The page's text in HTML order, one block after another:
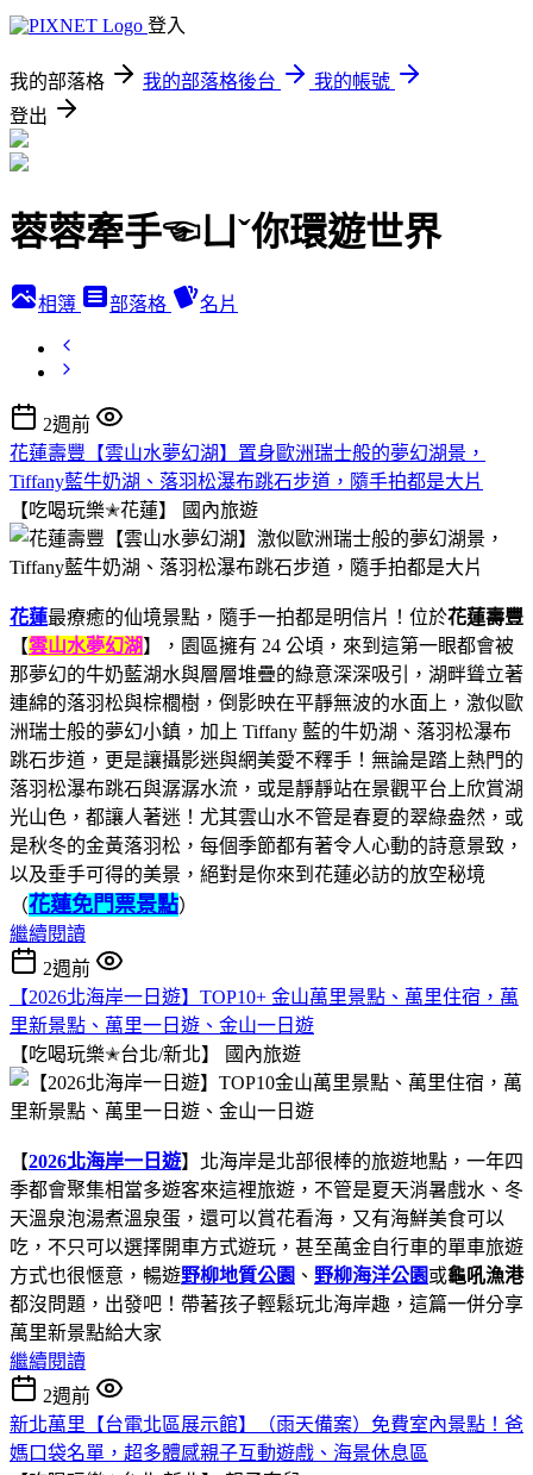
登入
我的部落格 我的部落格後台
我的帳號
登出
蓉蓉牽手☜ㄩˇ你環遊世界
相簿 部落格 名片
2週前
花蓮壽豐【雲山水夢幻湖】置身歐洲瑞士般的夢幻湖景，
Tiffany藍牛奶湖、落羽松瀑布跳石步道，隨手拍都是大片
【吃喝玩樂✭花蓮】
國內旅遊
花蓮最療癒的仙境景點，隨手一拍都是明信片！位於花蓮壽豐
【雲山水夢幻湖】，園區擁有 24 公頃，來到這第一眼都會被
那夢幻的牛奶藍湖水與層層堆疊的綠意深深吸引，湖畔聳立著
連綿的落羽松與棕櫚樹，倒影映在平靜無波的水面上，激似歐
洲瑞士般的夢幻小鎮，加上 Tiffany 藍的牛奶湖、落羽松瀑布
跳石步道，更是讓攝影迷與網美愛不釋手！無論是踏上熱門的
落羽松瀑布跳石與潺潺水流，或是靜靜站在景觀平台上欣賞湖
光山色，都讓人著迷！尤其雲山水不管是春夏的翠綠盎然，或
是秋冬的金黃落羽松，每個季節都有著令人心動的詩意景致，
以及垂手可得的美景，絕對是你來到花蓮必訪的放空秘境
（花蓮免門票景點）
繼續閱讀
2週前
【2026北海岸一日遊】TOP10+ 金山萬里景點、萬里住宿，萬
里新景點、萬里一日遊、金山一日遊
【吃喝玩樂✭台北/新北】
國內旅遊
【2026北海岸一日遊】北海岸是北部很棒的旅遊地點，一年四
季都會聚集相當多遊客來這裡旅遊，不管是夏天消暑戲水、冬
天溫泉泡湯煮溫泉蛋，還可以賞花看海，又有海鮮美食可以
吃，不只可以選擇開車方式遊玩，甚至萬金自行車的單車旅遊
方式也很愜意，暢遊野柳地質公園 、 野柳海洋公園或龜吼漁港
都沒問題，出發吧！帶著孩子輕鬆玩北海岸趣，這篇一併分享
萬里新景點給大家
繼續閱讀
2週前
新北萬里【台電北區展示館】（雨天備案）免費室內景點！爸
媽口袋名單，超多體感親子互動遊戲、海景休息區